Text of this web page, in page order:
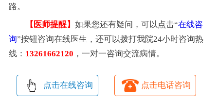
路。
【医师提醒】 如果您还有疑问，可以点击“在线咨
询”按钮咨询在线医生，还可以拨打我院24小时咨询热
线： 13261662120 ，一对一咨询交流病情。
点击在线咨询 点击电话咨询